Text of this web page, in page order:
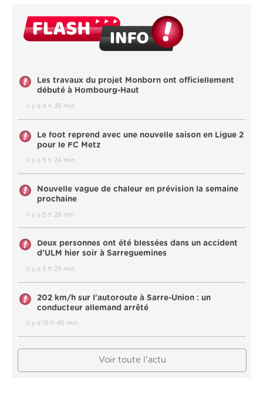
Les travaux du projet Monborn ont officiellement
débuté à Hombourg-Haut
il y a 4 h 25 min
Le foot reprend avec une nouvelle saison en Ligue 2
pour le FC Metz
il y a 5 h 24 min
Nouvelle vague de chaleur en prévision la semaine
prochaine
il y a 5 h 28 min
Deux personnes ont été blessées dans un accident
d’ULM hier soir à Sarreguemines
il y a 5 h 29 min
202 km/h sur l'autoroute à Sarre-Union : un
conducteur allemand arrêté
il y a 19 h 46 min
Voir toute l'actu